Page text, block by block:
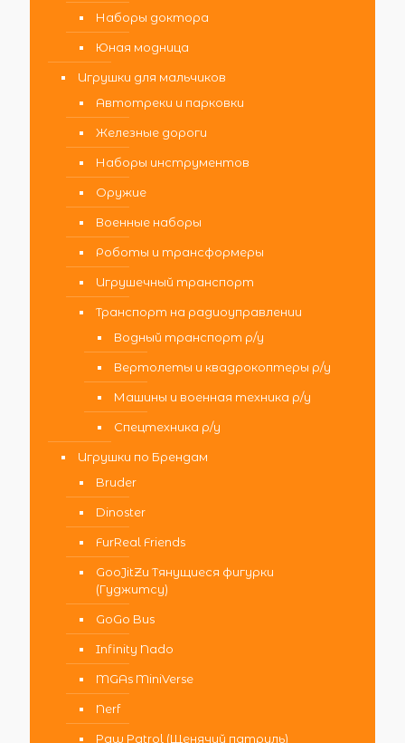
Наборы доктора
Юная модница
Игрушки для мальчиков
Автотреки и парковки
Железные дороги
Наборы инструментов
Оружие
Военные наборы
Роботы и трансформеры
Игрушечный транспорт
Транспорт на радиоуправлении
Водный транспорт р/у
Вертолеты и квадрокоптеры р/у
Машины и военная техника р/у
Спецтехника р/у
Игрушки по Брендам
Bruder
Dinoster
FurReal Friends
GooJitZu Тянущиеся фигурки
(Гуджитсу)
GoGo Bus
Infinity Nado
MGAs MiniVerse
Nerf
Paw Patrol (Щенячий патруль)